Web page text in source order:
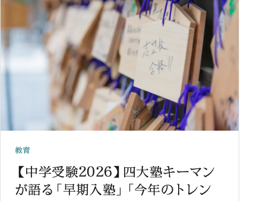
教育
【中学受験2026】四大塾キーマン
が語る「早期入塾」「今年のトレン